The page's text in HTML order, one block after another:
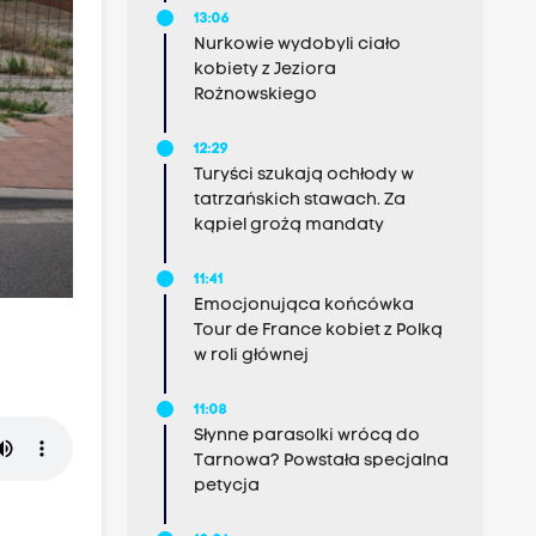
13:06
Nurkowie wydobyli ciało
kobiety z Jeziora
Rożnowskiego
12:29
Turyści szukają ochłody w
tatrzańskich stawach. Za
kąpiel grożą mandaty
11:41
Emocjonująca końcówka
Tour de France kobiet z Polką
w roli głównej
11:08
Słynne parasolki wrócą do
Tarnowa? Powstała specjalna
petycja